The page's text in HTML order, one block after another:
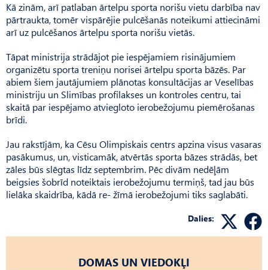
Kā zinām, arī patlaban ārtelpu sporta norišu vietu darbība nav
pārtraukta, tomēr vispārējie pulcēšanās noteikumi attiecināmi
arī uz pulcēšanos ārtelpu sporta norišu vietās.
Tāpat ministrija strādājot pie iespējamiem risinājumiem
organizētu sporta treniņu norisei ārtelpu sporta bāzēs. Par
abiem šiem jautājumiem plānotas konsultācijas ar Veselības
ministriju un Slimības profilakses un kontroles centru, tai
skaitā par iespējamo atviegloto ierobežojumu piemērošanas
brīdi.
Jau rakstījām, ka Cēsu Olimpiskais centrs apzina visus vasaras
pasākumus, un, visticamāk, atvērtās sporta bāzes strādās, bet
zāles būs slēgtas līdz septembrim. Pēc divām nedēļām
beigsies šobrīd noteiktais ierobežojumu termiņš, tad jau būs
lielāka skaidrība, kādā re- žīmā ierobežojumi tiks saglabāti.
Dalies:
DOMAS UN VIEDOKĻI